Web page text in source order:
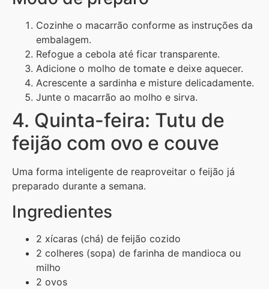
Cozinhe o macarrão conforme as instruções da
embalagem.
Refogue a cebola até ficar transparente.
Adicione o molho de tomate e deixe aquecer.
Acrescente a sardinha e misture delicadamente.
Junte o macarrão ao molho e sirva.
4. Quinta-feira: Tutu de
feijão com ovo e couve
Uma forma inteligente de reaproveitar o feijão já
preparado durante a semana.
Ingredientes
2 xícaras (chá) de feijão cozido
2 colheres (sopa) de farinha de mandioca ou
milho
2 ovos